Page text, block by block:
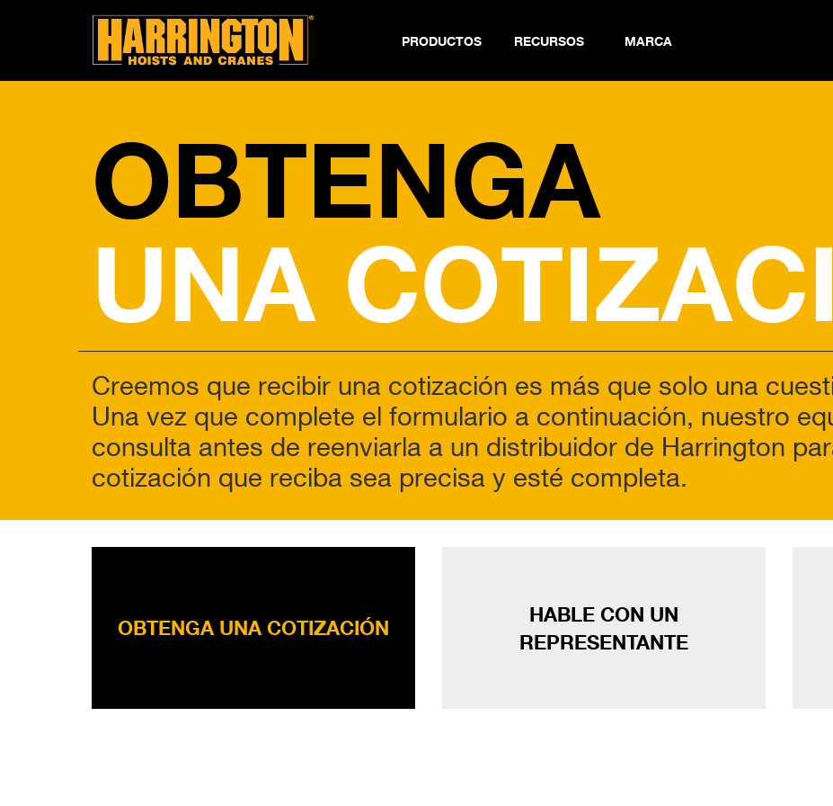
PRODUCTOS RECURSOS MARCA
OBTENGA
UNA
Creemos que recibir una cotización es más que solo una
Una vez que complete el formulario a continuación, nuestro
consulta antes de reenviarla a un distribuidor de Harrington
cotización que reciba sea precisa y esté completa.
OBTENGA UNA COTIZACIÓN
HABLE CON UN
REPRESENTANTE